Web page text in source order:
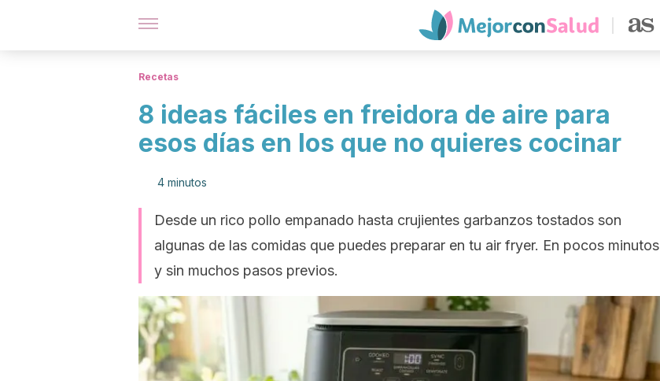
Recetas
8 ideas fáciles en freidora de aire para
esos días en los que no quieres cocinar
4 minutos
Desde un rico pollo empanado hasta crujientes garbanzos tostados son
algunas de las comidas que puedes preparar en tu air fryer. En pocos minutos
y sin muchos pasos previos.